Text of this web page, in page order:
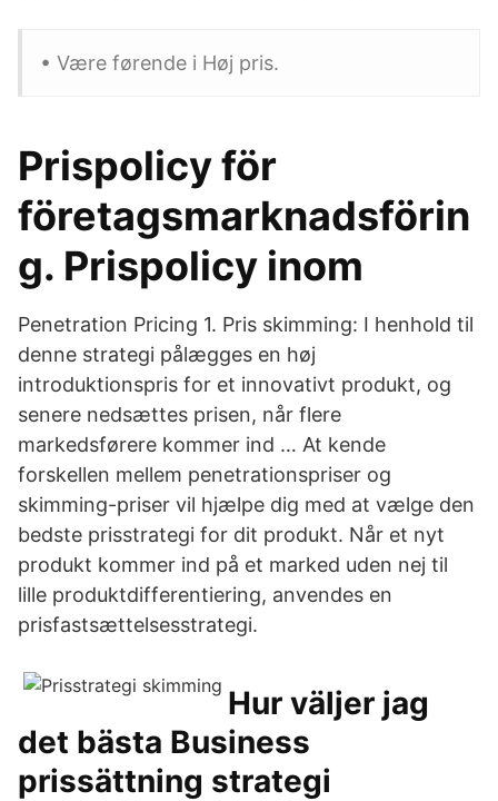
• Være førende i Høj pris.
Prispolicy för
företagsmarknadsförin
g. Prispolicy inom
Penetration Pricing 1. Pris skimming: I henhold til
denne strategi pålægges en høj
introduktionspris for et innovativt produkt, og
senere nedsættes prisen, når flere
markedsførere kommer ind … At kende
forskellen mellem penetrationspriser og
skimming-priser vil hjælpe dig med at vælge den
bedste prisstrategi for dit produkt. Når et nyt
produkt kommer ind på et marked uden nej til
lille produktdifferentiering, anvendes en
prisfastsættelsesstrategi.
Hur väljer jag
det bästa Business
prissättning strategi